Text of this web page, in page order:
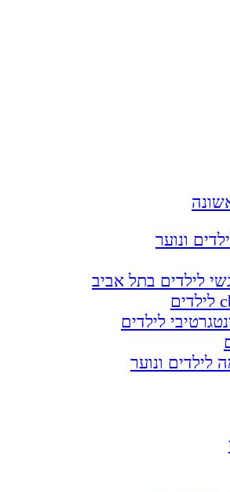
ונוער
לילדים בתל אביב
לילדים
לילדים ונוער